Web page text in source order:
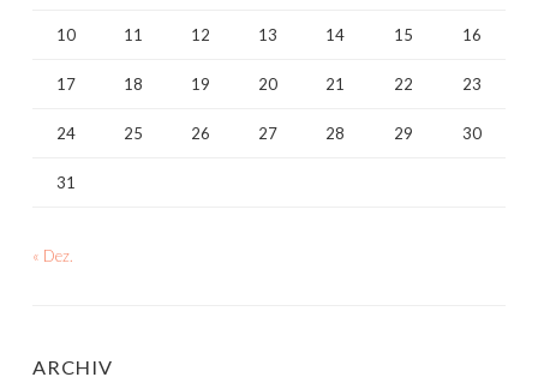
10 11 12 13 14 15 16
17 18 19 20 21 22 23
24 25 26 27 28 29 30
31
« Dez.
ARCHIV